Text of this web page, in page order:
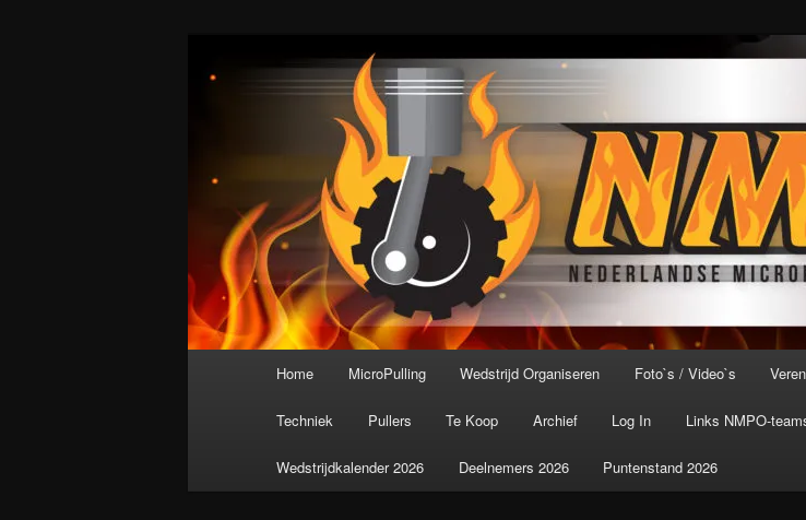
Nederlandse MicroPulling
De meest krachtige modelbouwsport ter wereld!
Home MicroPulling Wedstrijd Organiseren Foto`s / Video`s
Techniek Pullers Te Koop Archief Log In Links NMPO-
Wedstrijdkalender 2026 Deelnemers 2026 Puntenstand 2026